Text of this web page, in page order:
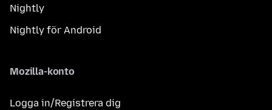
Nightly
Nightly för Android
Mozilla-konto
Logga in/Registrera dig